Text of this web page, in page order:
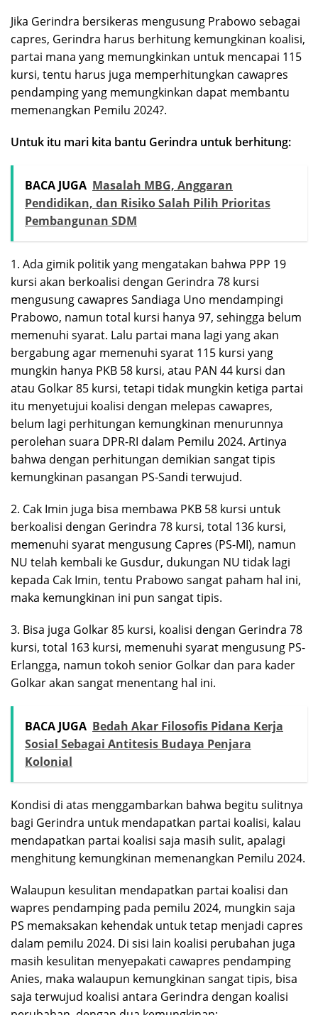
Jika Gerindra bersikeras mengusung Prabowo sebagai
capres, Gerindra harus berhitung kemungkinan koalisi,
partai mana yang memungkinkan untuk mencapai 115
kursi, tentu harus juga memperhitungkan cawapres
pendamping yang memungkinkan dapat membantu
memenangkan Pemilu 2024?.
Untuk itu mari kita bantu Gerindra untuk berhitung:
BACA JUGA Masalah MBG, Anggaran
Pendidikan, dan Risiko Salah Pilih Prioritas
Pembangunan SDM
1. Ada gimik politik yang mengatakan bahwa PPP 19
kursi akan berkoalisi dengan Gerindra 78 kursi
mengusung cawapres Sandiaga Uno mendampingi
Prabowo, namun total kursi hanya 97, sehingga belum
memenuhi syarat. Lalu partai mana lagi yang akan
bergabung agar memenuhi syarat 115 kursi yang
mungkin hanya PKB 58 kursi, atau PAN 44 kursi dan
atau Golkar 85 kursi, tetapi tidak mungkin ketiga partai
itu menyetujui koalisi dengan melepas cawapres,
belum lagi perhitungan kemungkinan menurunnya
perolehan suara DPR-RI dalam Pemilu 2024. Artinya
bahwa dengan perhitungan demikian sangat tipis
kemungkinan pasangan PS-Sandi terwujud.
2. Cak Imin juga bisa membawa PKB 58 kursi untuk
berkoalisi dengan Gerindra 78 kursi, total 136 kursi,
memenuhi syarat mengusung Capres (PS-MI), namun
NU telah kembali ke Gusdur, dukungan NU tidak lagi
kepada Cak Imin, tentu Prabowo sangat paham hal ini,
maka kemungkinan ini pun sangat tipis.
3. Bisa juga Golkar 85 kursi, koalisi dengan Gerindra 78
kursi, total 163 kursi, memenuhi syarat mengusung PS-
Erlangga, namun tokoh senior Golkar dan para kader
Golkar akan sangat menentang hal ini.
BACA JUGA Bedah Akar Filosofis Pidana Kerja
Sosial Sebagai Antitesis Budaya Penjara
Kolonial
Kondisi di atas menggambarkan bahwa begitu sulitnya
bagi Gerindra untuk mendapatkan partai koalisi, kalau
mendapatkan partai koalisi saja masih sulit, apalagi
menghitung kemungkinan memenangkan Pemilu 2024.
Walaupun kesulitan mendapatkan partai koalisi dan
wapres pendamping pada pemilu 2024, mungkin saja
PS memaksakan kehendak untuk tetap menjadi capres
dalam pemilu 2024. Di sisi lain koalisi perubahan juga
masih kesulitan menyepakati cawapres pendamping
Anies, maka walaupun kemungkinan sangat tipis, bisa
saja terwujud koalisi antara Gerindra dengan koalisi